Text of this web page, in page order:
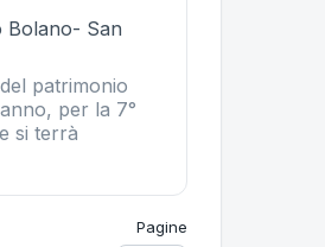
San
patrimonio
per la 7°
si terrà
Pagine